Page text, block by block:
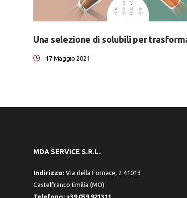
17 Maggio 2021
MDA SERVICE S.R.L.
Indirizzo: Via della Fornace, 2 41013
Castelfranco Emilia (MO)
Telefono: +39 059 921311